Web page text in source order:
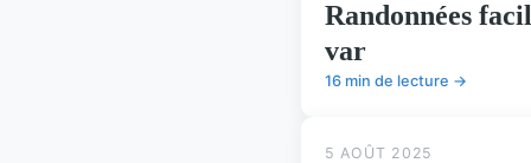
Randonnées
var
16 min de lecture →
5 AOÛT 2025